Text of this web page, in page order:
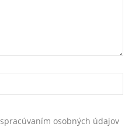
spracúvaním osobných údajov